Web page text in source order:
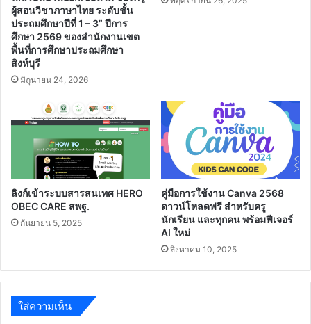
ผู้สอนวิชาภาษาไทย ระดับชั้น
ประถมศึกษาปีที่ 1 – 3” ปีการ
ศึกษา 2569 ของสำนักงานเขต
พื้นที่การศึกษาประถมศึกษา
สิงห์บุรี
มิถุนายน 24, 2026
ลิงก์เข้าระบบสารสนเทศ HERO
OBEC CARE สพฐ.
กันยายน 5, 2025
คู่มือการใช้งาน Canva 2568
ดาวน์โหลดฟรี สำหรับครู
นักเรียน และทุกคน พร้อมฟีเจอร์
AI ใหม่
สิงหาคม 10, 2025
ใส่ความเห็น